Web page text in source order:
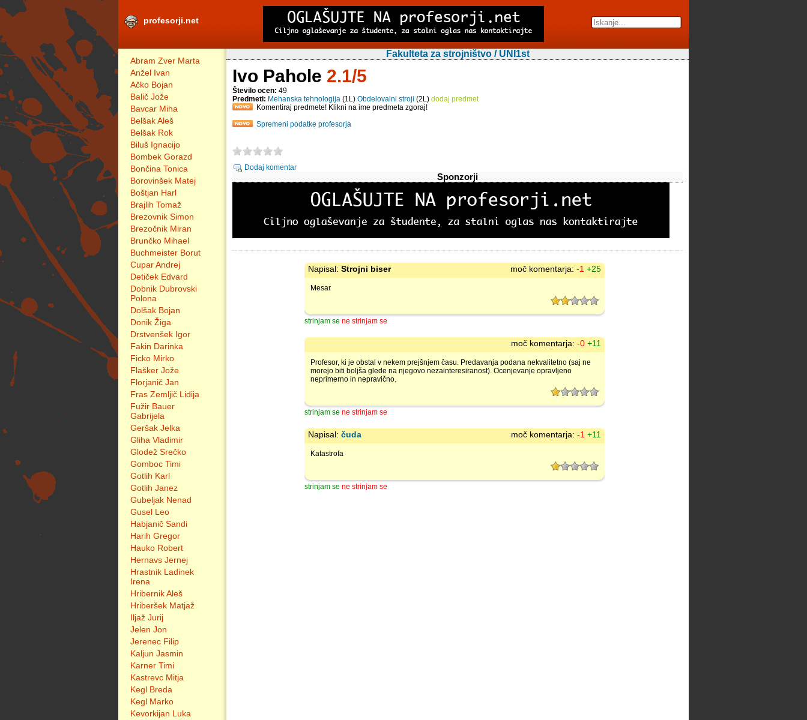
profesorji.net
Abram Zver Marta
Anžel Ivan
Ačko Bojan
Balič Jože
Bavcar Miha
Belšak Aleš
Belšak Rok
Biluš Ignacijo
Bombek Gorazd
Bončina Tonica
Borovinšek Matej
Boštjan Harl
Brajlih Tomaž
Brezovnik Simon
Brezočnik Miran
Brunčko Mihael
Buchmeister Borut
Cupar Andrej
Detiček Edvard
Dobnik Dubrovski
Polona
Dolšak Bojan
Donik Žiga
Drstvenšek Igor
Fakin Darinka
Ficko Mirko
Flašker Jože
Florjanič Jan
Fras Zemljič Lidija
Fužir Bauer
Gabrijela
Geršak Jelka
Gliha Vladimir
Glodež Srečko
Gomboc Timi
Gotlih Karl
Gotlih Janez
Gubeljak Nenad
Gusel Leo
Habjanič Sandi
Harih Gregor
Hauko Robert
Hernavs Jernej
Hrastnik Ladinek
Irena
Hribernik Aleš
Hriberšek Matjaž
Iljaž Jurij
Jelen Jon
Jerenec Filip
Kaljun Jasmin
Karner Timi
Kastrevc Mitja
Kegl Breda
Kegl Marko
Kevorkijan Luka
Fakulteta za strojništvo / UNI1st
Ivo Pahole 2.1/5
Število ocen: 49
Predmeti: Mehanska tehnologija (1L) Obdelovalni stroji (2L) dodaj predmet
Komentiraj predmete! Klikni na ime predmeta zgoraj!
Spremeni podatke profesorja
Dodaj komentar
Sponzorji
Napisal: Strojni biser moč komentarja: -1 +25
Mesar
strinjam se ne strinjam se
moč komentarja: -0 +11
Profesor, ki je obstal v nekem prejšnjem času. Predavanja podana nekvalitetno (saj ne
morejo biti boljša glede na njegovo nezainteresiranost). Ocenjevanje opravljeno
neprimerno in nepravično.
strinjam se ne strinjam se
Napisal: čuda moč komentarja: -1 +11
Katastrofa
strinjam se ne strinjam se